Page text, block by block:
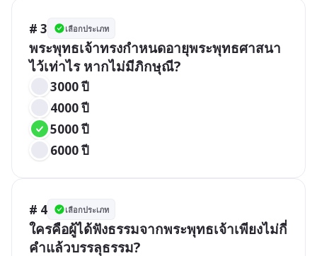
# 3 เลือกประเภท
พระพุทธเจ้าทรงกำหนดอายุพระพุทธศาสนา
ไว้เท่าไร หากไม่มีภิกษุณี?
3000 ปี
4000 ปี
5000 ปี
6000 ปี
# 4 เลือกประเภท
ใครคือผู้ได้ฟังธรรมจากพระพุทธเจ้าเพียงไม่กี่
คำแล้วบรรลุธรรม?